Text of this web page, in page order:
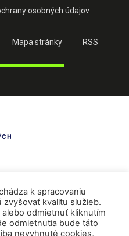
osobných údajov
Mapa stránky RSS
k spracovaniu
zvyšovať kvalitu služieb.
odmietnuť kliknutím
odmietnutia bude táto
nevyhnuté cookies,